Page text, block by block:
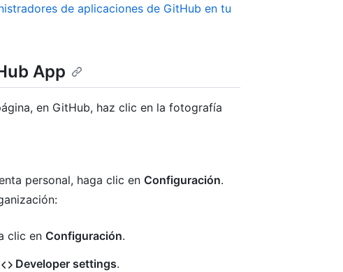
de aplicaciones de GitHub en tu
App
en GitHub, haz clic en la fotografía
personal, haga clic en Configuración.
clic en Configuración.
Developer settings.